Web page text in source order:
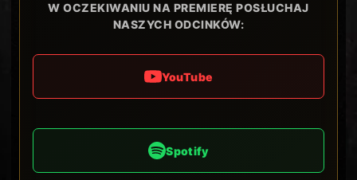
W OCZEKIWANIU NA PREMIERĘ POSŁUCHAJ
NASZYCH ODCINKÓW:
YouTube
Spotify